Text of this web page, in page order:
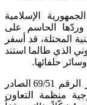
الإسلامية
وردّها الحاسم على
المحتلة، قد أسفر
الذي طالما استند
حلفائها.
ثانياً: لقد جاء الردّ الإيراني مستنداً إلى القرار الرقم 69/51 الصادر
منظمة التعاون